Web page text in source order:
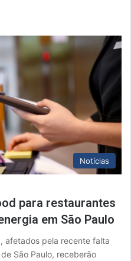
Notícias
para restaurantes
em São Paulo
afetados pela recente falta
São Paulo, receberão